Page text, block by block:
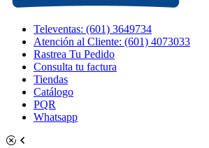
Televentas: (601) 3649734
Atención al Cliente: (601) 4073033
Rastrea Tu Pedido
Consulta tu factura
Tiendas
Catálogo
PQR
Whatsapp